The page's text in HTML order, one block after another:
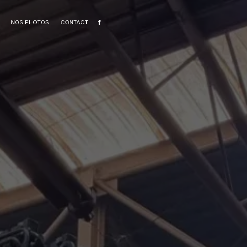
NOS PHOTOS CONTACT